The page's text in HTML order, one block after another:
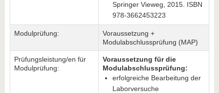
Springer Vieweg, 2015. ISBN
978-3662453223
Modulprüfung:
Voraussetzung +
Modulabschlussprüfung (MAP)
Prüfungsleistung/en für
Modulprüfung:
Voraussetzung für die
Modulabschlussprüfung:
erfolgreiche Bearbeitung der
Laborversuche